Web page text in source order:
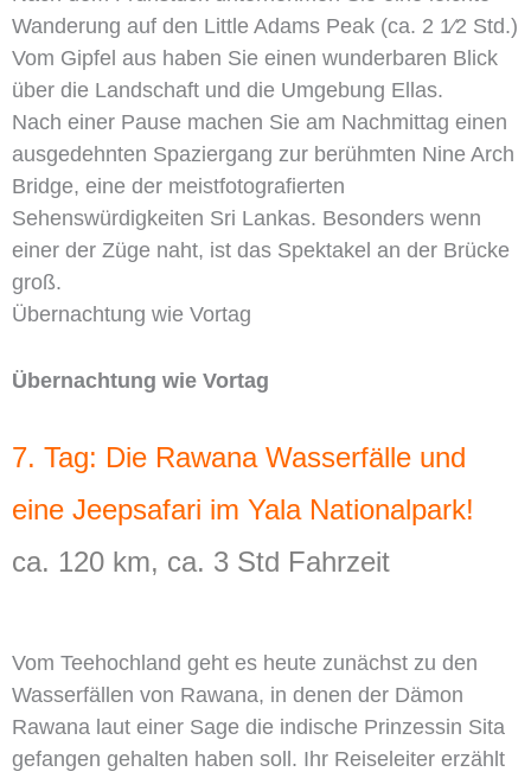
Wanderung auf den Little Adams Peak (ca. 2 1⁄2 Std.)
Vom Gipfel aus haben Sie einen wunderbaren Blick
über die Landschaft und die Umgebung Ellas.
Nach einer Pause machen Sie am Nachmittag einen
ausgedehnten Spaziergang zur berühmten Nine Arch
Bridge, eine der meistfotografierten
Sehenswürdigkeiten Sri Lankas. Besonders wenn
einer der Züge naht, ist das Spektakel an der Brücke
groß.
Übernachtung wie Vortag
Übernachtung wie Vortag
7. Tag: Die Rawana Wasserfälle und
eine Jeepsafari im Yala Nationalpark!
ca. 120 km, ca. 3 Std Fahrzeit
Vom Teehochland geht es heute zunächst zu den
Wasserfällen von Rawana, in denen der Dämon
Rawana laut einer Sage die indische Prinzessin Sita
gefangen gehalten haben soll. Ihr Reiseleiter erzählt